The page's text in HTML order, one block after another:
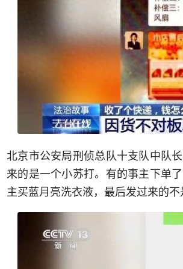
北京市公安局刑侦总队十支队中队
来的是一个小苏打。有的事主下单
主买蓝月亮洗衣液，最后发过来的